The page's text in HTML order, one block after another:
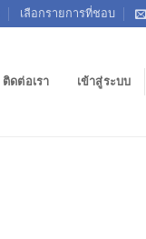
เลือกรายการที่ชอบ
ติดต่อเรา เข้าสู่ระบบ